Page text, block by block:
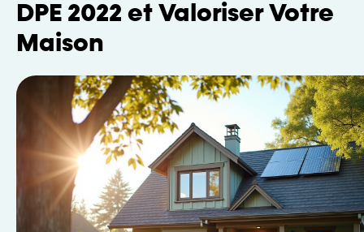
DPE 2022 et Valoriser Votre
Maison